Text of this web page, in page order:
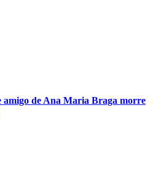
amigo de Ana Maria Braga morre